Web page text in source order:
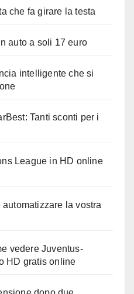
che fa girare la testa
auto a soli 17 euro
intelligente che si
Tanti sconti per i
League in HD online
la vostra
vedere Juventus-
HD gratis online